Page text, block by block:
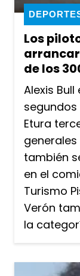
Los
de los
Alexis
segundos
Etura
generales
también
en el
Turismo
Verón
la